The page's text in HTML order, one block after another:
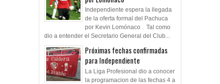
Independiente espera la llegada
de la oferta formal del Pachuca
por Kevin Lomónaco . Tal como
dio a entender el Secretario General del Club...
Próximas fechas confirmadas
para Independiente
La Liga Profesional dio a conocer
la programacion de las fechas 4 a